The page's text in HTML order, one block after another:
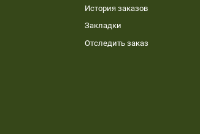
История заказов
Закладки
Отследить заказ